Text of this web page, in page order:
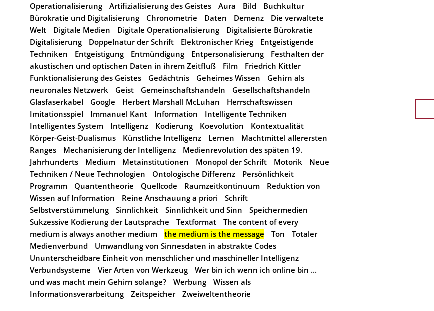
Operationalisierung
Artifizialisierung des Geistes Aura Bild
Buchkultur
Bürokratie und Digitalisierung
Chronometrie Daten Demenz
Die verwaltete
Welt
Digitale Medien Digitale Operationalisierung
Digitalisierte Bürokratie
Digitalisierung
Doppelnatur der Schrift Elektronischer Krieg
Entgeistigende
Techniken
Entgeistigung Entmündigung Entpersonalisierung
Festhalten der
akustischen und optischen Daten in ihrem Zeitfluß
Film
Friedrich Kittler
Funktionalisierung des Geistes
Gedächtnis Geheimes Wissen
Gehirn als
neuronales Netzwerk
Geist Gemeinschaftshandeln
Gesellschaftshandeln
Glasfaserkabel
Google Herbert Marshall McLuhan
Herrschaftswissen
Imitationsspiel
Immanuel Kant Information
Intelligente Techniken
Intelligentes System
Intelligenz Kodierung Koevolution
Kontextualität
Körper-Geist-Dualismus
Künstliche Intelligenz Lernen
Machtmittel allerersten
Ranges
Mechanisierung der Intelligenz
Medienrevolution des späten 19.
Jahrhunderts
Medium Metainstitutionen Monopol der Schrift Motorik
Neue
Techniken / Neue Technologien
Ontologische Differenz
Persönlichkeit
Programm
Quantentheorie Quellcode Raumzeitkontinuum
Reduktion von
Wissen auf Information
Reine Anschauung a priori
Schrift
Selbstverstümmelung
Sinnlichkeit Sinnlichkeit und Sinn
Speichermedien
Sukzessive Kodierung der Lautsprache
Textformat
The content of every
medium is always another medium
the medium is the message Ton
Totaler
Medienverbund
Umwandlung von Sinnesdaten in abstrakte Codes
Ununterscheidbare Einheit von menschlicher und maschineller Intelligenz
Verbundsysteme
Vier Arten von Werkzeug
Wer bin ich wenn ich online bin ...
und was macht mein Gehirn solange?
Werbung
Wissen als
Informationsverarbeitung
Zeitspeicher Zweiweltentheorie